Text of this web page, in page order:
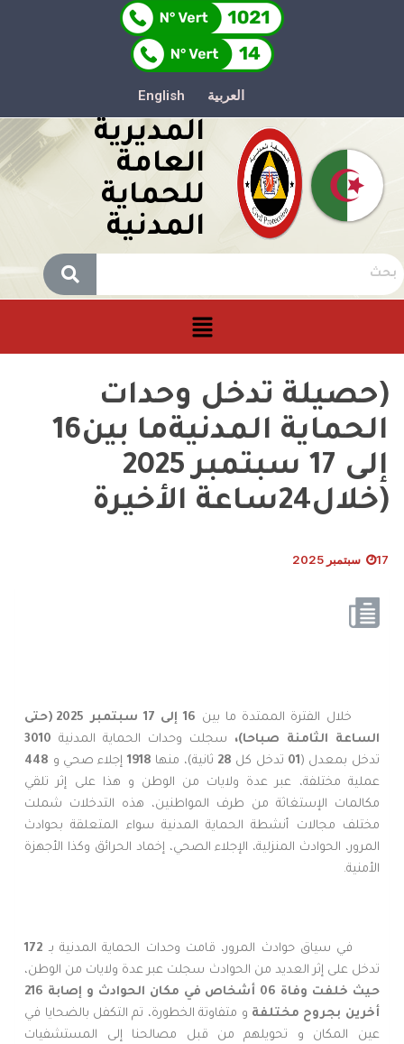
العربية English
المديرية
العامة
للحماية
المدنية
(حصيلة تدخل وحدات
الحماية المدنيةما بين16
إلى 17 سبتمبر 2025
(خلال24ساعة الأخيرة
17 سبتمبر 2025
خلال الفترة الممتدة ما بين
16 إلى 17 سبتمبر 2025 (حتى
الساعة الثامنة
صباحا)، سجلت وحدات الحماية المدنية 3010
تدخل بمعدل (01 تدخل كل 28 ثانية)، منها 1918 إجلاء صحي و 448
عملية مختلفة، عبر عدة ولايات من الوطن و هذا على إثر تلقي
مكالمات الإستغاثة من طرف المواطنين، هذه التدخلات شملت
مختلف مجالات أنشطة الحماية المدنية سواء المتعلقة بحوادث
المرور، الحوادث المنزلية، الإجلاء الصحي، إخماد الحرائق وكذا الأجهزة
الأمنية.
في سياق حوادث المرور، قامت وحدات الحماية المدنية بـ 172
تدخل على إثر العديد من الحوادث سجلت عبر عدة ولايات من الوطن،
حيث خلفت وفاة 06 أشخاص في مكان الحوادث و
إصابة 216
أخرين بجروح مختلفة و متفاوتة الخطورة، تم التكفل بالضحايا في
عين المكان و تحويلهم من قبل مصالحنا إلى المستشفيات